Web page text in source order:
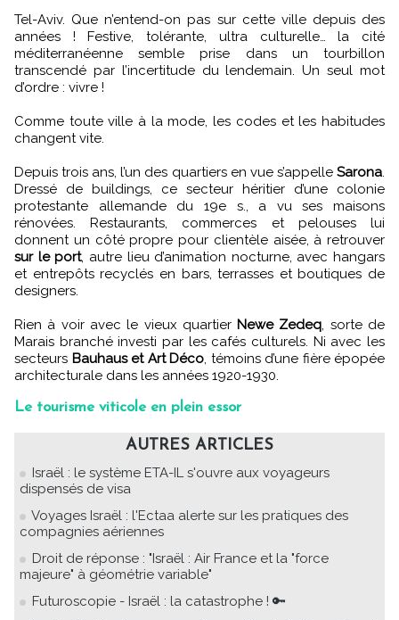
Tel-Aviv. Que n’entend-on pas sur cette ville depuis des
années ! Festive, tolérante, ultra culturelle… la cité
méditerranéenne semble prise dans un tourbillon
transcendé par l’incertitude du lendemain. Un seul mot
d’ordre : vivre !
Comme toute ville à la mode, les codes et les habitudes
changent vite.
Depuis trois ans, l’un des quartiers en vue s’appelle Sarona.
Dressé de buildings, ce secteur héritier d’une colonie
protestante allemande du 19e s., a vu ses maisons
rénovées. Restaurants, commerces et pelouses lui
donnent un côté propre pour clientèle aisée, à retrouver
sur le port, autre lieu d’animation nocturne, avec hangars
et entrepôts recyclés en bars, terrasses et boutiques de
designers.
Rien à voir avec le vieux quartier Newe Zedeq, sorte de
Marais branché investi par les cafés culturels. Ni avec les
secteurs Bauhaus et Art Déco, témoins d’une fière épopée
architecturale dans les années 1920-1930.
Le tourisme viticole en plein essor
AUTRES ARTICLES
Israël : le système ETA-IL s'ouvre aux voyageurs
dispensés de visa
Voyages Israël : l'Ectaa alerte sur les pratiques des
compagnies aériennes
Droit de réponse : "Israël : Air France et la "force
majeure" à géométrie variable"
Futuroscopie - Israël : la catastrophe ! 🔑